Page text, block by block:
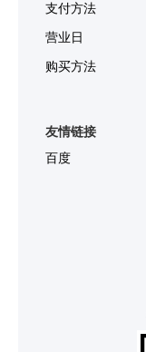
支付方法
营业日
购买方法
友情链接
百度